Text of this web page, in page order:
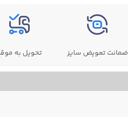
ضمانت تعویض سایز تحویل به